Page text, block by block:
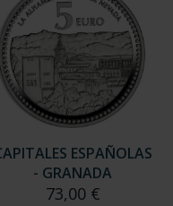
ESPAÑOLAS
- GRANADA
73,00 €